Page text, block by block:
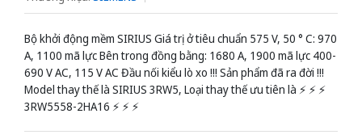
Bộ khởi động mềm SIRIUS Giá trị ở tiêu chuẩn 575 V, 50 ° C: 970
A, 1100 mã lực Bên trong đồng bằng: 1680 A, 1900 mã lực 400-
690 V AC, 115 V AC Đầu nối kiểu lò xo !!! Sản phẩm đã ra đời !!!
Model thay thế là SIRIUS 3RW5, Loại thay thế ưu tiên là ⚡️ ⚡️ ⚡️
3RW5558-2HA16 ⚡️ ⚡️ ⚡️